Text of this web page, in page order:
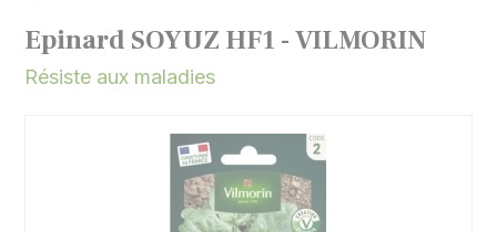
Epinard SOYUZ HF1 - VILMORIN
Résiste aux maladies